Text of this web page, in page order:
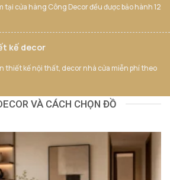
tại cửa hàng Công Decor đều được bảo hành 12
kế decor
thiết kế nội thất, decor nhà cửa miễn phí theo
VÀ CÁCH CHỌN ĐỒ